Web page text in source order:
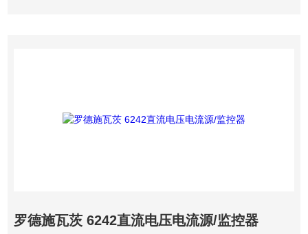
罗德施瓦茨 6242直流电压电流源/监控器